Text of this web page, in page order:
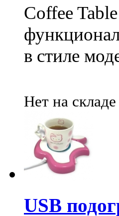
Coffee
в стиле
Нет на складе
USB